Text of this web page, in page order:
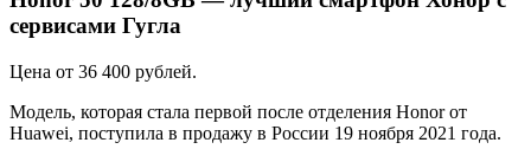
сервисами Гугла
Цена от 36 400 рублей.
Модель, которая стала первой после отделения Honor от
Huawei, поступила в продажу в России 19 ноября 2021 года.